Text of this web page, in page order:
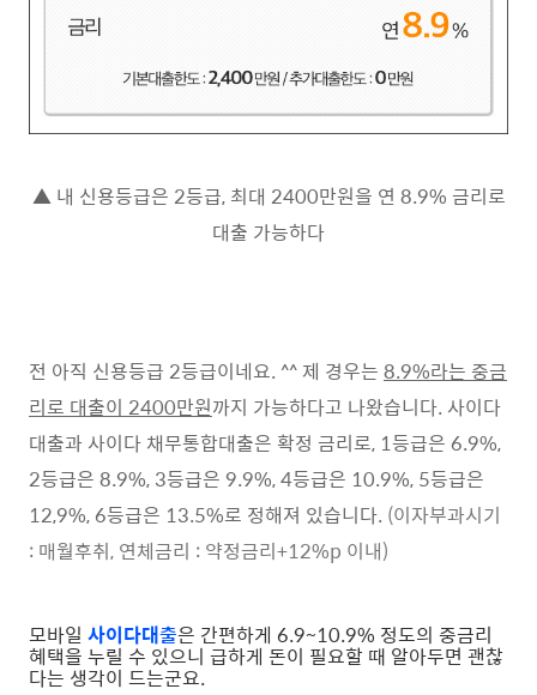
▲ 내 신용등급은 2등급, 최대 2400만원을 연 8.9% 금리로
대출 가능하다
전 아직 신용등급 2등급이네요. ^^ 제 경우는 8.9%라는 중금
리로 대출이 2400만원까지 가능하다고 나왔습니다. 사이다
대출과 사이다 채무통합대출은 확정 금리로, 1등급은 6.9%,
2등급은 8.9%, 3등급은 9.9%, 4등급은 10.9%, 5등급은
12,9%, 6등급은 13.5%로 정해져 있습니다. (이자부과시기
: 매월후취, 연체금리 : 약정금리+12%p 이내)
모바일 사이다대출은 간편하게 6.9~10.9% 정도의 중금리
혜택을 누릴 수 있으니 급하게 돈이 필요할 때 알아두면 괜찮
다는 생각이 드는군요.